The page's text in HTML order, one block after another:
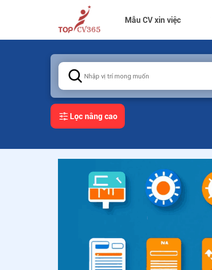
Mẫu CV xin việc
Lọc nâng cao